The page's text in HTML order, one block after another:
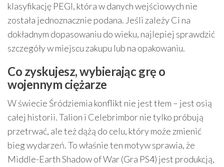
klasyfikację PEGI, która w danych wejściowych nie
została jednoznacznie podana. Jeśli zależy Ci na
dokładnym dopasowaniu do wieku, najlepiej sprawdzić
szczegóły w miejscu zakupu lub na opakowaniu.
Co zyskujesz, wybierając grę o
wojennym ciężarze
W świecie Śródziemia konflikt nie jest tłem – jest osią
całej historii. Talion i Celebrimbor nie tylko próbują
przetrwać, ale też dążą do celu, który może zmienić
bieg wydarzeń. To właśnie ten motyw sprawia, że
Middle-Earth Shadow of War (Gra PS4) jest produkcją,